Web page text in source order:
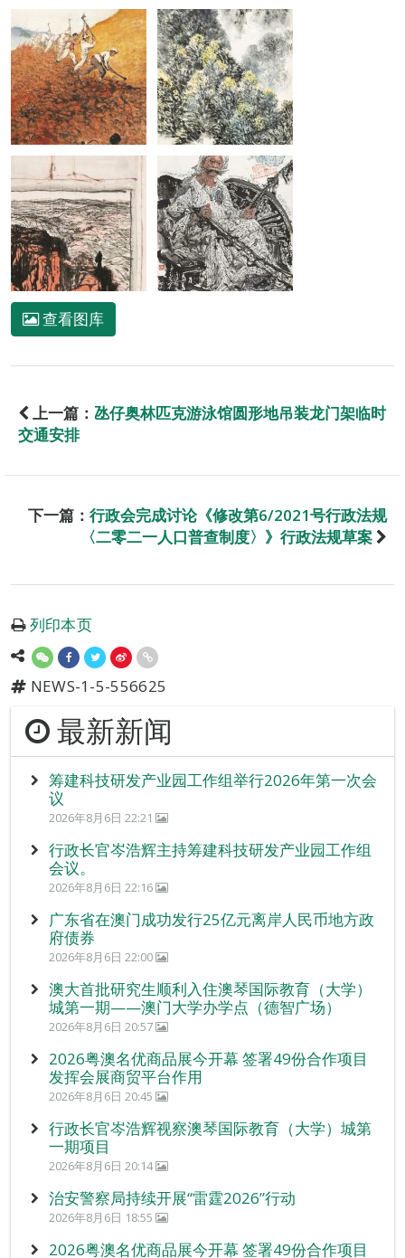
查看图库
上一篇： 氹仔奥林匹克游泳馆圆形地吊装龙门架临时
交通安排
下一篇： 行政会完成讨论《修改第6/2021号行政法规
〈二零二一人口普查制度〉》行政法规草案
列印本页
NEWS-1-5-556625
最新新闻
筹建科技研发产业园工作组举行2026年第一次会
议
2026年8月6日 22:21
行政长官岑浩辉主持筹建科技研发产业园工作组
会议。
2026年8月6日 22:16
广东省在澳门成功发行25亿元离岸人民币地方政
府债券
2026年8月6日 22:00
澳大首批研究生顺利入住澳琴国际教育（大学）
城第一期——澳门大学办学点（德智广场）
2026年8月6日 20:57
2026粤澳名优商品展今开幕 签署49份合作项目
发挥会展商贸平台作用
2026年8月6日 20:45
行政长官岑浩辉视察澳琴国际教育（大学）城第
一期项目
2026年8月6日 20:14
治安警察局持续开展“雷霆2026”行动
2026年8月6日 18:55
2026粤澳名优商品展今开幕 签署49份合作项目